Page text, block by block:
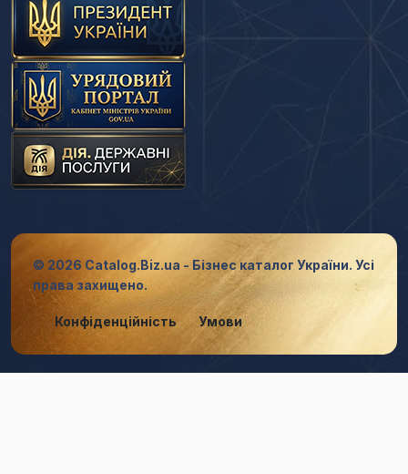
© 2026 Catalog.Biz.ua - Бізнес каталог України. Усі
права захищено.
Конфіденційність Умови